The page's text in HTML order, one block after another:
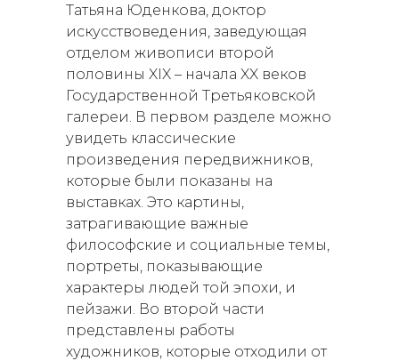
Татьяна Юденкова, доктор
искусствоведения, заведующая
отделом живописи второй
половины XIX – начала XX веков
Государственной Третьяковской
галереи. В первом разделе можно
увидеть классические
произведения передвижников,
которые были показаны на
выставках. Это картины,
затрагивающие важные
философские и социальные темы,
портреты, показывающие
характеры людей той эпохи, и
пейзажи. Во второй части
представлены работы
художников, которые отходили от